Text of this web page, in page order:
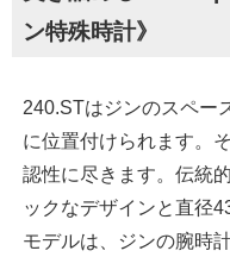
ン特殊時計》
240.STはジンのスペー
に位置付けられます。
認性に尽きます。伝統
ックなデザインと直径
モデルは、ジンの腕時